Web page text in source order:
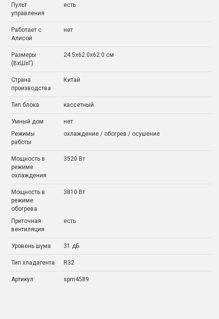
Пульт
управления
есть
Работает с
Алисой
нет
Размеры
(ВхШхГ)
24.5x62.0x62.0 см
Страна
производства
Китай
Тип блока кассетный
Умный дом
нет
Режимы
работы
охлаждение / обогрев / осушение
Мощность в
режиме
охлаждения
3520 Вт
Мощность в
режиме
обогрева
3810 Вт
Приточная
вентиляция
есть
Уровень шума 31 дБ
Тип хладагента R32
Артикул: spm4589